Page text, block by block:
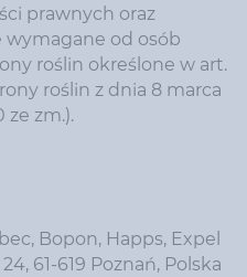
prawnych oraz
wymagane od osób
roślin określone w art.
roślin z dnia 8 marca
ze zm.).
Bopon, Happs, Expel
61-619 Poznań, Polska